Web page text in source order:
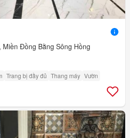
Miền Đồng Bằng Sông Hồng
Trang bị đầy đủ Thang máy Vườn